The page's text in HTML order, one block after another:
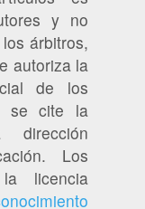
y no
árbitros,
autoriza la
de los
se cite la
Los
licencia